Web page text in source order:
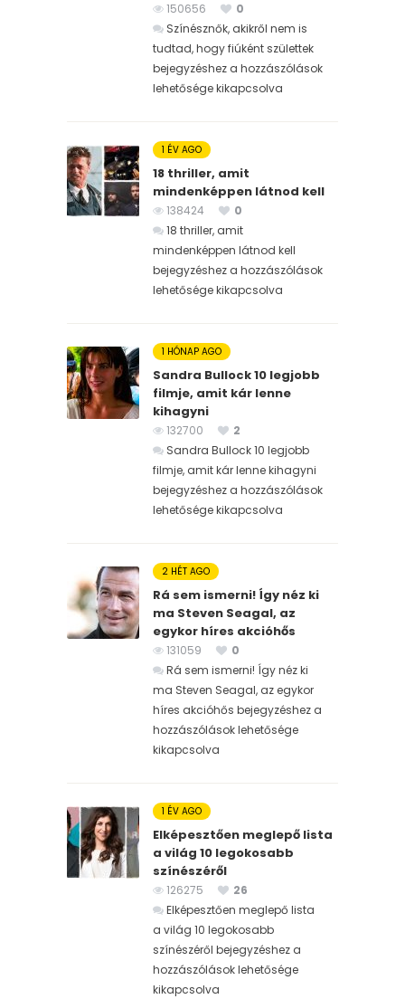
150656
0
Színésznők, akikről nem is
tudtad, hogy fiúként születtek
bejegyzéshez a hozzászólások
lehetősége kikapcsolva
1 ÉV AGO
18 thriller, amit
mindenképpen látnod kell
138424
0
18 thriller, amit
mindenképpen látnod kell
bejegyzéshez a hozzászólások
lehetősége kikapcsolva
1 HÓNAP AGO
Sandra Bullock 10 legjobb
filmje, amit kár lenne
kihagyni
132700
2
Sandra Bullock 10 legjobb
filmje, amit kár lenne kihagyni
bejegyzéshez a hozzászólások
lehetősége kikapcsolva
2 HÉT AGO
Rá sem ismerni! Így néz ki
ma Steven Seagal, az
egykor híres akcióhős
131059
0
Rá sem ismerni! Így néz ki
ma Steven Seagal, az egykor
híres akcióhős bejegyzéshez a
hozzászólások lehetősége
kikapcsolva
1 ÉV AGO
Elképesztően meglepő lista
a világ 10 legokosabb
színészéről
126275
26
Elképesztően meglepő lista
a világ 10 legokosabb
színészéről bejegyzéshez a
hozzászólások lehetősége
kikapcsolva